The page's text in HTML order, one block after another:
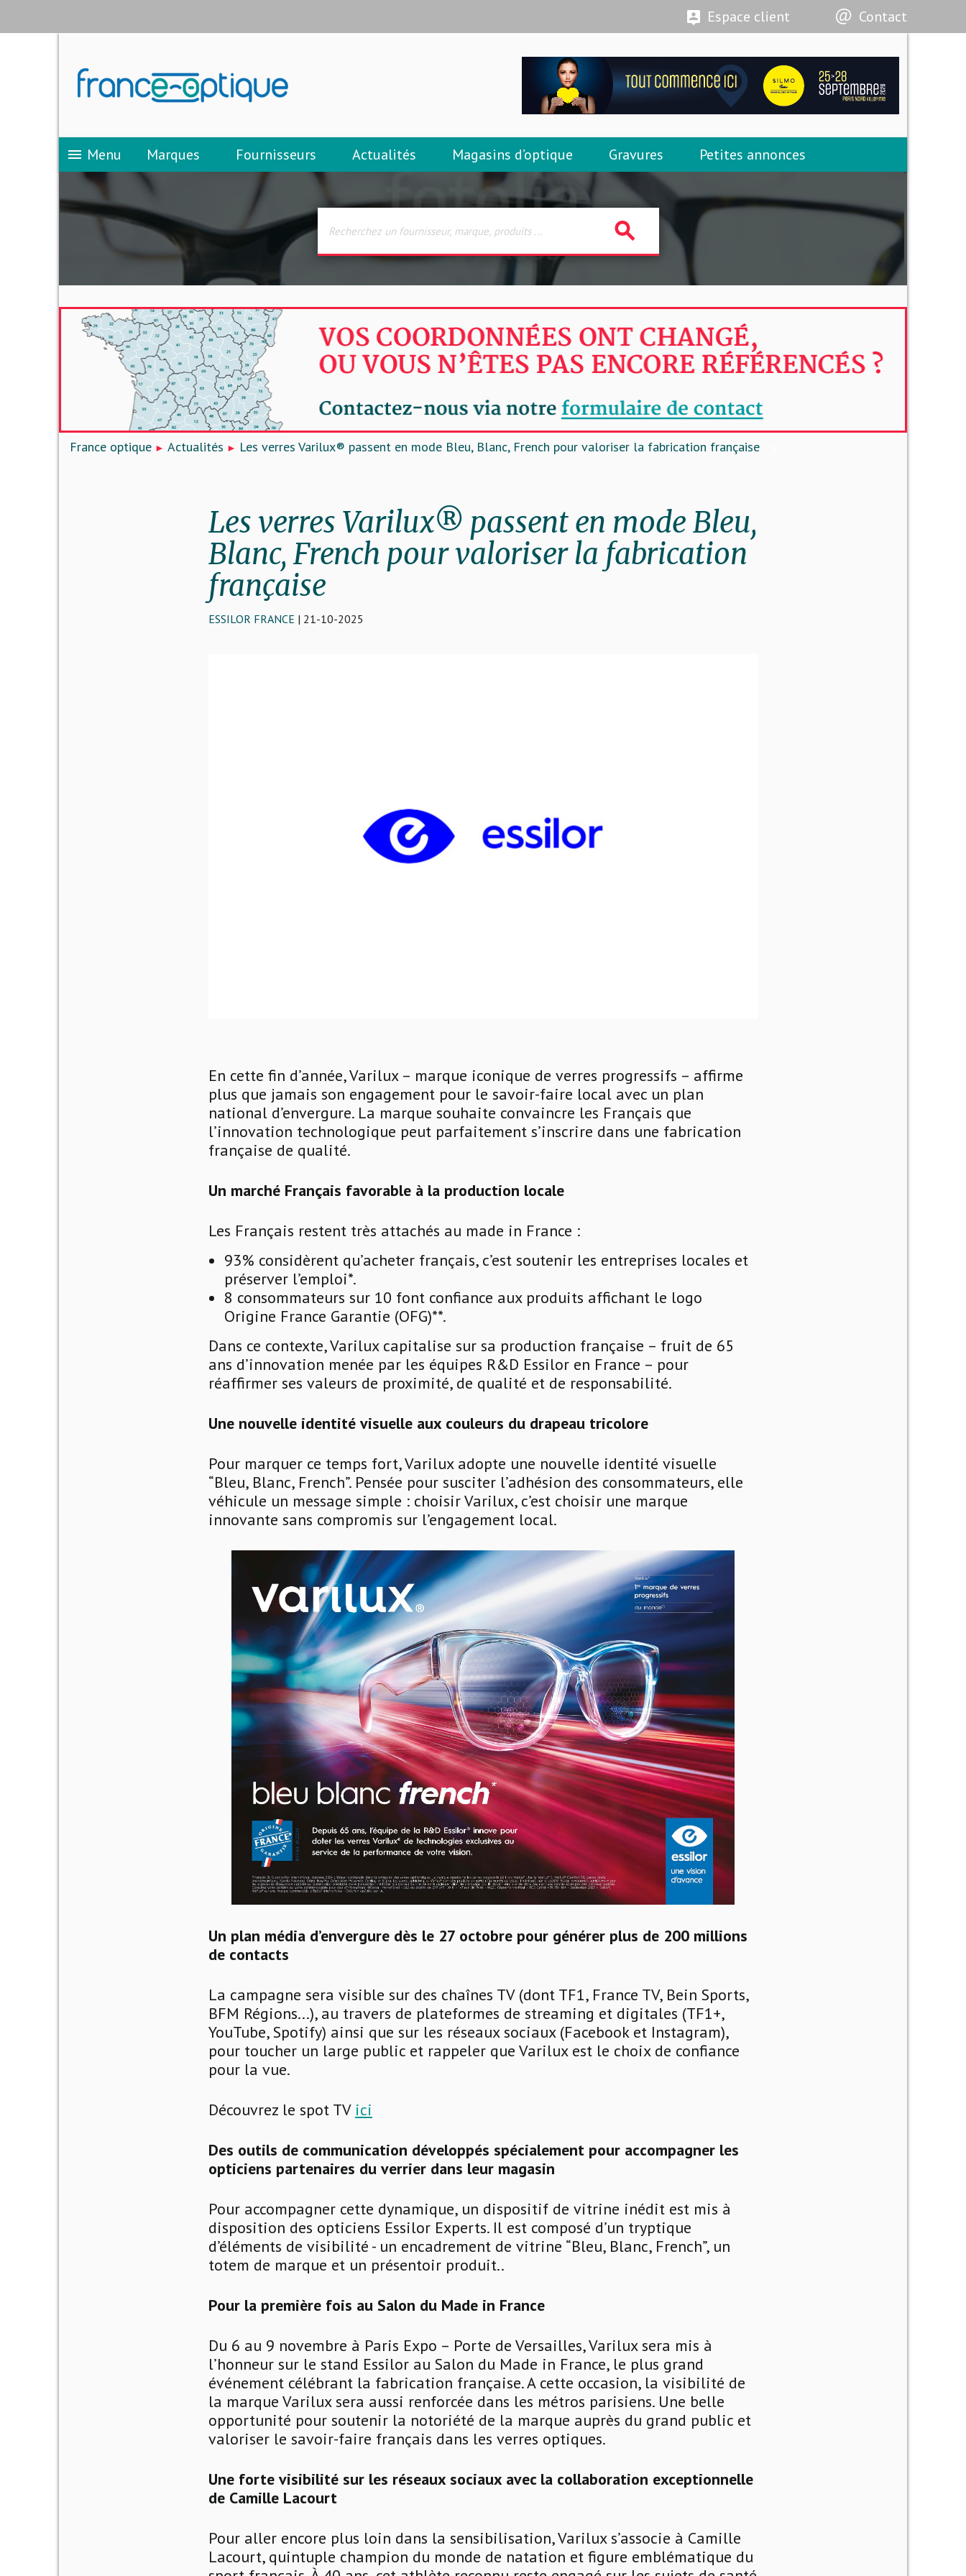
Espace client Contact
menu Menu Marques Fournisseurs Actualités Magasins d’optique Gravures Petites annonces
search
France optique Actualités Les verres Varilux® passent en mode Bleu, Blanc, French pour valoriser la fabrication française
Les verres Varilux® passent en mode Bleu,
Blanc, French pour valoriser la fabrication
française
ESSILOR FRANCE | 21-10-2025
En cette fin d’année, Varilux – marque iconique de verres progressifs – affirme
plus que jamais son engagement pour le savoir-faire local avec un plan
national d’envergure. La marque souhaite convaincre les Français que
l’innovation technologique peut parfaitement s’inscrire dans une fabrication
française de qualité.
Un marché Français favorable à la production locale
Les Français restent très attachés au made in France :
93% considèrent qu’acheter français, c’est soutenir les entreprises locales et
préserver l’emploi*.
8 consommateurs sur 10 font confiance aux produits affichant le logo
Origine France Garantie (OFG)**.
Dans ce contexte, Varilux capitalise sur sa production française – fruit de 65
ans d’innovation menée par les équipes R&D Essilor en France – pour
réaffirmer ses valeurs de proximité, de qualité et de responsabilité.
Une nouvelle identité visuelle aux couleurs du drapeau tricolore
Pour marquer ce temps fort, Varilux adopte une nouvelle identité visuelle
“Bleu, Blanc, French”. Pensée pour susciter l’adhésion des consommateurs, elle
véhicule un message simple : choisir Varilux, c’est choisir une marque
innovante sans compromis sur l’engagement local.
Un plan média d’envergure dès le 27 octobre pour générer plus de 200 millions
de contacts
La campagne sera visible sur des chaînes TV (dont TF1, France TV, Bein Sports,
BFM Régions...), au travers de plateformes de streaming et digitales (TF1+,
YouTube, Spotify) ainsi que sur les réseaux sociaux (Facebook et Instagram),
pour toucher un large public et rappeler que Varilux est le choix de confiance
pour la vue.
Découvrez le spot TV ici
Des outils de communication développés spécialement pour accompagner les
opticiens partenaires du verrier dans leur magasin
Pour accompagner cette dynamique, un dispositif de vitrine inédit est mis à
disposition des opticiens Essilor Experts. Il est composé d’un tryptique
d’éléments de visibilité - un encadrement de vitrine “Bleu, Blanc, French”, un
totem de marque et un présentoir produit..
Pour la première fois au Salon du Made in France
Du 6 au 9 novembre à Paris Expo – Porte de Versailles, Varilux sera mis à
l’honneur sur le stand Essilor au Salon du Made in France, le plus grand
événement célébrant la fabrication française. A cette occasion, la visibilité de
la marque Varilux sera aussi renforcée dans les métros parisiens. Une belle
opportunité pour soutenir la notoriété de la marque auprès du grand public et
valoriser le savoir-faire français dans les verres optiques.
Une forte visibilité sur les réseaux sociaux avec la collaboration exceptionnelle
de Camille Lacourt
Pour aller encore plus loin dans la sensibilisation, Varilux s’associe à Camille
Lacourt, quintuple champion du monde de natation et figure emblématique du